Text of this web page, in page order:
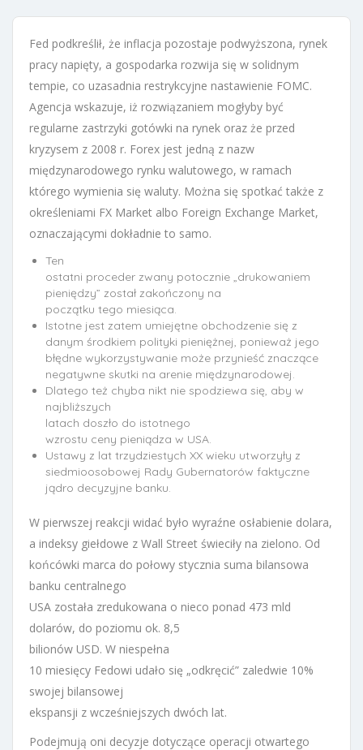
Fed podkreślił, że inflacja pozostaje podwyższona, rynek
pracy napięty, a gospodarka rozwija się w solidnym
tempie, co uzasadnia restrykcyjne nastawienie FOMC.
Agencja wskazuje, iż rozwiązaniem mogłyby być
regularne zastrzyki gotówki na rynek oraz że przed
kryzysem z 2008 r. Forex jest jedną z nazw
międzynarodowego rynku walutowego, w ramach
którego wymienia się waluty. Można się spotkać także z
określeniami FX Market albo Foreign Exchange Market,
oznaczającymi dokładnie to samo.
Ten
ostatni proceder zwany potocznie „drukowaniem
pieniędzy” został zakończony na
początku tego miesiąca.
Istotne jest zatem umiejętne obchodzenie się z
danym środkiem polityki pieniężnej, ponieważ jego
błędne wykorzystywanie może przynieść znaczące
negatywne skutki na arenie międzynarodowej.
Dlatego też chyba nikt nie spodziewa się, aby w
najbliższych
latach doszło do istotnego
wzrostu ceny pieniądza w USA.
Ustawy z lat trzydziestych XX wieku utworzyły z
siedmioosobowej Rady Gubernatorów faktyczne
jądro decyzyjne banku.
W pierwszej reakcji widać było wyraźne osłabienie dolara,
a indeksy giełdowe z Wall Street świeciły na zielono. Od
końcówki marca do połowy stycznia suma bilansowa
banku centralnego
USA została zredukowana o nieco ponad 473 mld
dolarów, do poziomu ok. 8,5
bilionów USD. W niespełna
10 miesięcy Fedowi udało się „odkręcić” zaledwie 10%
swojej bilansowej
ekspansji z wcześniejszych dwóch lat.
Podejmują oni decyzje dotyczące operacji otwartego